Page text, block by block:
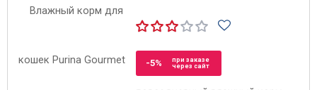
-5%
при заказе
через сайт